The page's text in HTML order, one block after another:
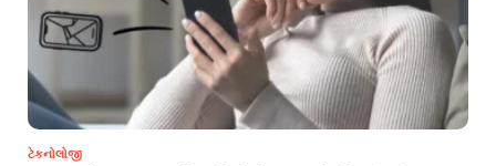
ટેકનોલોજી